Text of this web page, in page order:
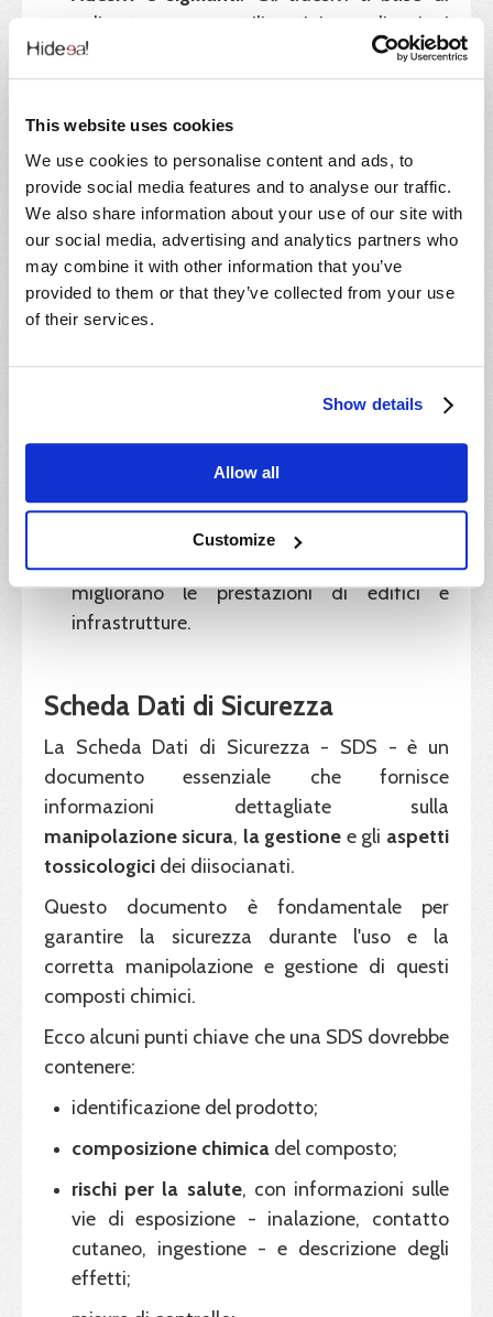
This website uses cookies
We use cookies to personalise content and ads, to
provide social media features and to analyse our traffic.
We also share information about your use of our site with
our social media, advertising and analytics partners who
may combine it with other information that you’ve
provided to them or that they’ve collected from your use
of their services.
Show details
Allow all
Customize
poliuretano sono utilizzati in applicazioni
che richiedono resistenza e durabilità, come
nell'industria edile e automobilistica. I
sigillanti a base di poliuretano vengono
Materiali isolanti. Nei settori dell'edilizia e
dell'industria manifatturiera, i materiali
isolanti a base di poliuretano sono
impiegati per migliorare l'efficienza
energeticadi edifici e apparecchiature.
Questi materiali contengono diisocianati
per conferire resistenza termica.
Componenti automobilistici, tra cui
Materiali per l'edilizia. I diisocianati sono
utilizzati nella produzione di isolanti,
mastici e materiali impermeabilizzanti, che
migliorano le prestazioni di edifici e
infrastrutture.
Scheda Dati di Sicurezza
La Scheda Dati di Sicurezza - SDS - è un
documento essenziale che fornisce
informazioni dettagliate sulla
manipolazione sicura, la gestione e gli aspetti
tossicologici dei diisocianati.
Questo documento è fondamentale per
garantire la sicurezza durante l'uso e la
corretta manipolazione e gestione di questi
composti chimici.
Ecco alcuni punti chiave che una SDS dovrebbe
contenere:
identificazione del prodotto;
composizione chimica del composto;
rischi per la salute, con informazioni sulle
vie di esposizione - inalazione, contatto
cutaneo, ingestione - e descrizione degli
effetti;